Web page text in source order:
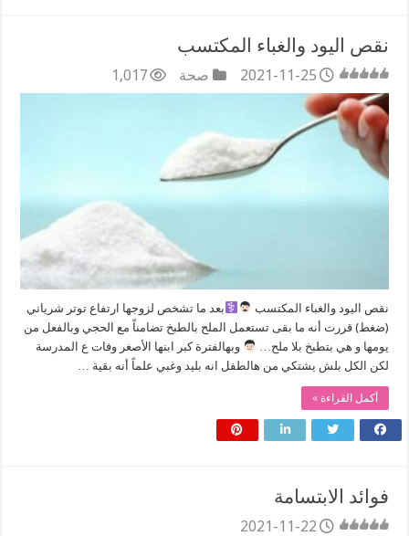
نقص اليود والغباء المكتسب
2021-11-25 صحة 1,017
نقص اليود والغباء المكتسب
بعد ما تشخص لزوجها ارتفاع توتر شرياني
(ضغط) قررت أنه ما بقى تستعمل الملح بالطبخ تضامناً مع الحجي وبالفعل من
يومها و هي بتطبخ بلا ملح…
وبهالفترة كبر ابنها الأصغر وفات ع المدرسة
لكن الكل بلش يشتكي من هالطفل انه بليد وغبي علماً أنه بقية …
أكمل القراءة »
فوائد الابتسامة
2021-11-22